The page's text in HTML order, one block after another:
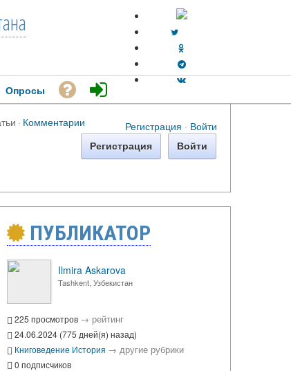
Регистрация · Войти
Опросы
· Комментарии
Регистрация Войти
ПУБЛИКАТОР
Ilmira Askarova
Tashkent, Узбекистан
225 просмотров → рейтинг
24.06.2024 (775 дней(я) назад)
Книговедение История → другие рубрики
0 подписчиков